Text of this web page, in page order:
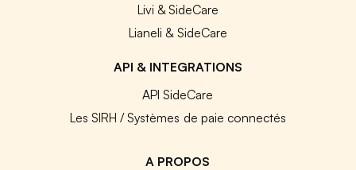
Livi & SideCare
Lianeli & SideCare
API & INTEGRATIONS
API SideCare
Les SIRH / Systèmes de paie connectés
A PROPOS